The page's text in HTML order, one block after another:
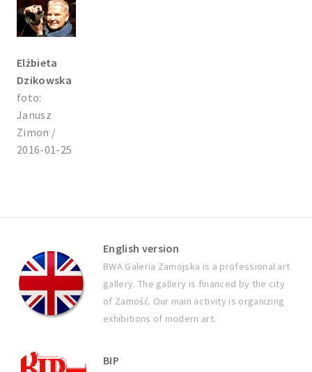
Elżbieta
Dzikowska
foto:
Janusz
Zimon /
2016-01-25
English version
BWA Galeria Zamojska is a professional art
gallery. The gallery is financed by the city
of Zamość. Our main activity is organizing
exhibitions of modern art.
BIP